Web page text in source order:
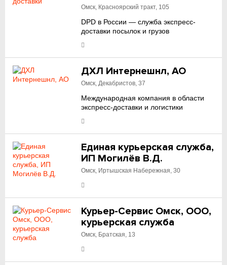
Омск, Красноярский тракт, 105
DPD в России — служба экспресс-
доставки посылок и грузов
ДХЛ Интернешнл, АО
Омск, Декабристов, 37
Международная компания в области
экспресс-доставки и логистики
Единая курьерская служба,
ИП Могилёв В.Д.
Омск, Иртышская Набережная, 30
Курьер-Сервис Омск, ООО,
курьерская служба
Омск, Братская, 13